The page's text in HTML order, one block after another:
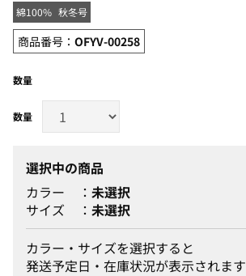
綿100% 秋冬号
商品番号： OFYV-00258
数量
選択中の商品
カラー
未選択
サイズ
未選択
カラー・サイズを選択すると
発送予定日・在庫状況が表示されます